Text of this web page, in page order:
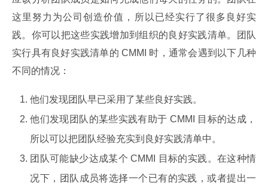
这里努力为公司创造价值，所以已经实行了很多良好实
践。你可以把这些实践增加到组织的良好实践清单。团队
实行具有良好实践清单的 CMMI 时，通常会遇到以下几种
不同的情况：
他们发现团队早已采用了某些良好实践。
他们发现团队的某些实践有助于 CMMI 目标的达成，
所以可以把团队经验充实到良好实践清单中。
团队可能缺少达成某个 CMMI 目标的实践。在这种情
况下，团队成员将选择一个已有的实践，或者提出一